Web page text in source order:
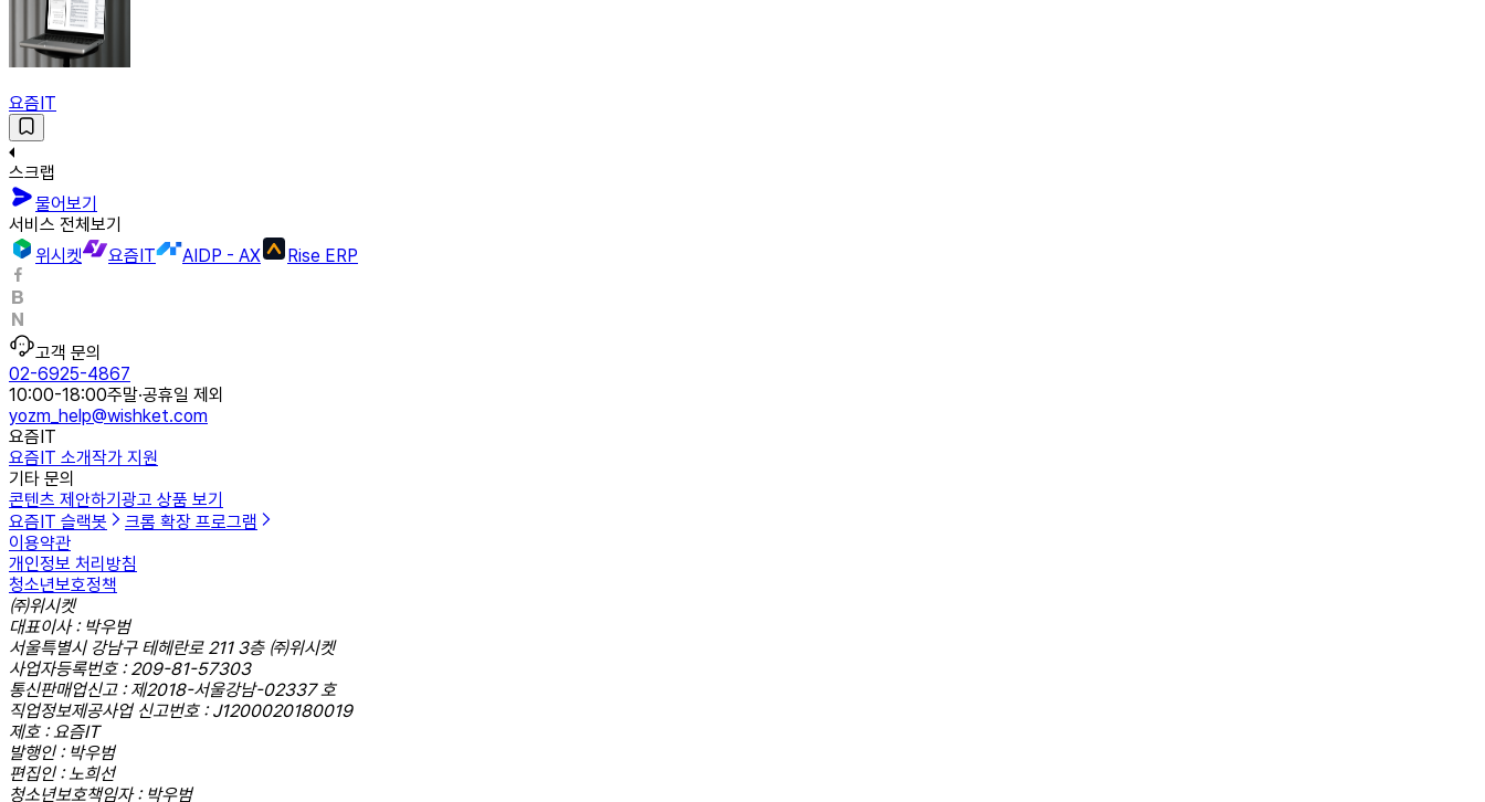
요즘IT
스크랩
물어보기
서비스 전체보기
위시켓
요즘IT AIDP - AX Rise ERP
고객 문의
02-6925-4867
10:00-18:00주말·공휴일 제외
yozm_help@wishket.com
요즘IT
요즘IT 소개작가 지원
기타 문의
콘텐츠 제안하기 광고 상품 보기
요즘IT 슬랙봇
크롬 확장 프로그램
이용약관
개인정보 처리방침
청소년보호정책
㈜위시켓
대표이사 : 박우범
서울특별시 강남구 테헤란로 211 3층 ㈜위시켓
사업자등록번호 : 209-81-57303
통신판매업신고 : 제2018-서울강남-02337 호
직업정보제공사업 신고번호 : J1200020180019
제호 : 요즘IT
발행인 : 박우범
편집인 : 노희선
청소년보호책임자 : 박우범